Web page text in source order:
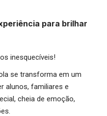
para brilhar
inesquecíveis!
se transforma em um
alunos, familiares e
cheia de emoção,